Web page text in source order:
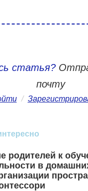
статья?
почту
/
родителей к
в